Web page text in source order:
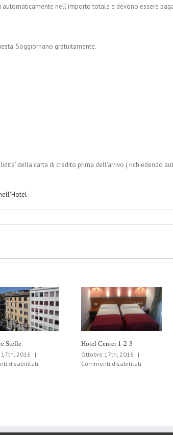
nell’importo totale e devono essere
Soggiornano gratuitamente.
della carta di credito prima dell’arrivo ( richiedendo
Stelle
2016
|
disabilitati
Hotel Center 1-2-3
Ottobre 17th, 2016
|
Commenti disabilitati